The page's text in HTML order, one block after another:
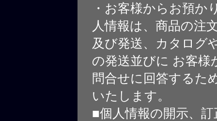
・お客様からお預か
人情報は、商品の注
及び発送、カタログ
の発送並びに お客様
問合せに回答するた
いたします。
■個人情報の開示、